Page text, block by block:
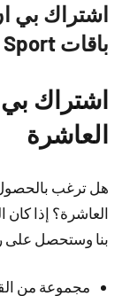
للاعلانات
الخدمية
بالكويت
اشتراك بي
باقات Bein Sport الجديدة
اشتراك
العاشرة
هل ترغب
العاشرة؟ إذا كان
بنا وستحصل على
مجموعة من